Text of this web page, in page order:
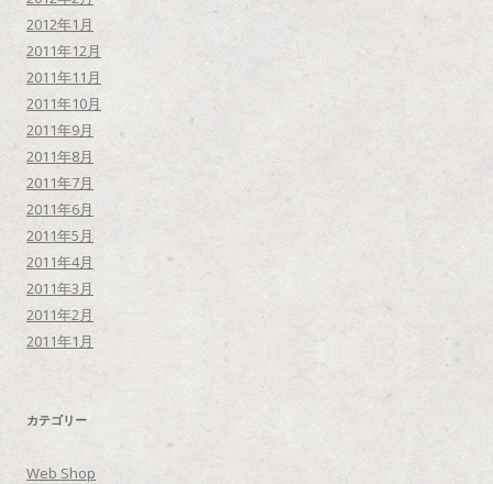
2012年1月
2011年12月
2011年11月
2011年10月
2011年9月
2011年8月
2011年7月
2011年6月
2011年5月
2011年4月
2011年3月
2011年2月
2011年1月
カテゴリー
Web Shop